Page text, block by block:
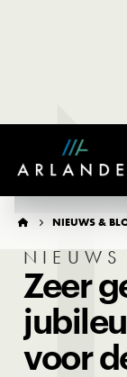
  NIEUWS &
NIEUWS
Zeer
voor